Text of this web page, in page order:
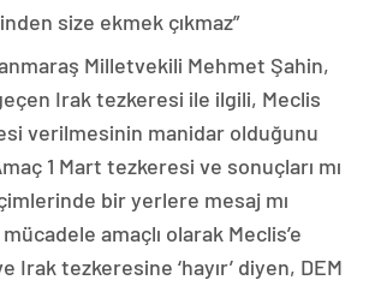
size ekmek çıkmaz”
Milletvekili Mehmet Şahin,
Irak tezkeresi ile ilgili, Meclis
verilmesinin manidar olduğunu
1 Mart tezkeresi ve sonuçları mı
bir yerlere mesaj mı
amaçlı olarak Meclis’e
Irak tezkeresine ‘hayır’ diyen, DEM